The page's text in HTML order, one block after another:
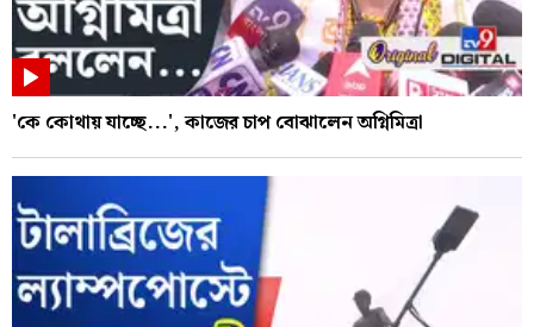
'কে কোথায় যাচ্ছে...', কাজের চাপ বোঝালেন অগ্নিমিত্রা